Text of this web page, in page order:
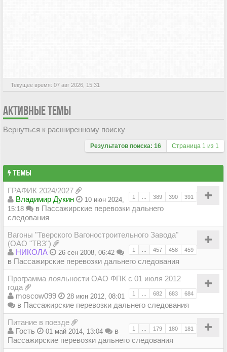
Текущее время: 07 авг 2026, 15:31
АКТИВНЫЕ ТЕМЫ
Вернуться к расширенному поиску
Результатов поиска: 16 Страница 1 из 1
ТЕМЫ
ГРАФИК 2024/2027
1 389 390 391
Владимир Дукин
10 июн 2024,
15:18
в Пассажирские перевозки дальнего
следования
Вагоны "Тверского Вагоностроительного Завода"
(ОАО "ТВЗ")
1 457 458 459
НИКОЛА 26 сен 2008, 06:42
в Пассажирские перевозки дальнего следования
Программа лояльности ОАО ФПК с 01 июля 2012
года
1 682 683 684
moscow099 28 июн 2012, 08:01
в Пассажирские перевозки дальнего следования
Питание в поезде
1 179 180 181
Гость 01 май 2014, 13:04
в
Пассажирские перевозки дальнего следования